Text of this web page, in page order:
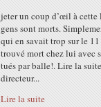
jeter un coup d’œil à cette
gens sont morts.
qui en savait trop sur le
trouvé mort chez lui avec
tués par balle!. Lire la
directeur...
Lire la suite